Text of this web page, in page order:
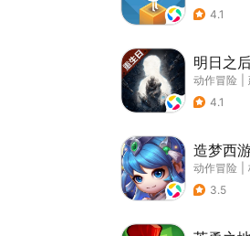
4.1
明日之
动作冒险
4.1
造梦西
动作冒险
3.5